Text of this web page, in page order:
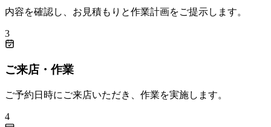
内容を確認し、お見積もりと作業計画をご提示します。
3
ご来店・作業
ご予約日時にご来店いただき、作業を実施します。
4